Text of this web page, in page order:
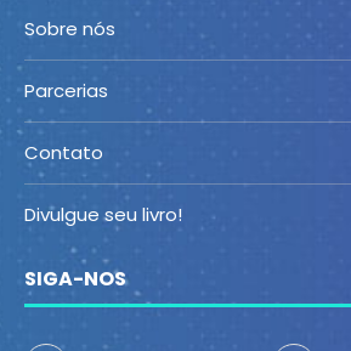
Sobre nós
Parcerias
Contato
Divulgue seu livro!
SIGA-NOS